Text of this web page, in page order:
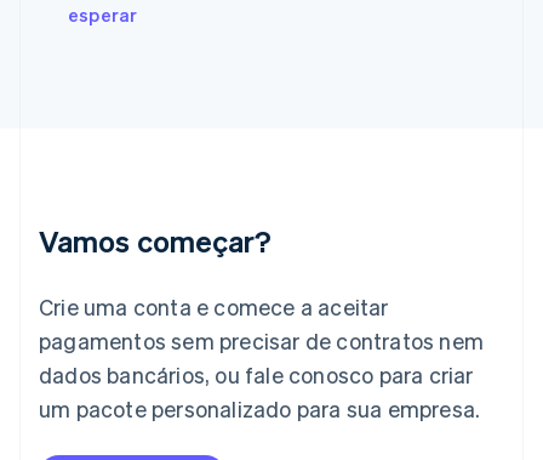
esperar
Vamos começar?
Crie uma conta e comece a aceitar
pagamentos sem precisar de contratos nem
dados bancários, ou fale conosco para criar
um pacote personalizado para sua empresa.
Gibraltar
English
Italiano English
日本語English
Letônia
Liechtenstein